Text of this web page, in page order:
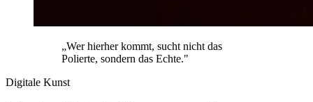
„Wer hierher kommt, sucht nicht das
Polierte, sondern das Echte."
Digitale Kunst